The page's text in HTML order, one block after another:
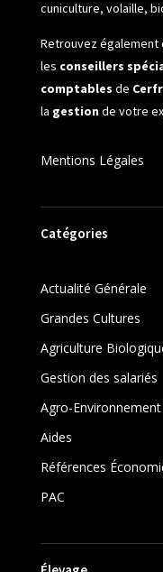
cuniculture, volaille,
Retrouvez également
les conseillers
comptables de
la gestionde votre
Mentions Légales
Catégories
Actualité Générale
Grandes Cultures
Agriculture
Gestion des salariés
Agro-Environnement
Aides
Références
PAC